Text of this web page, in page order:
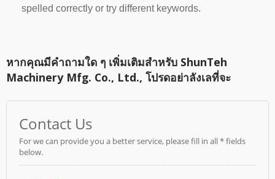
spelled correctly or try different keywords.
หากคุณมีคำถามใด ๆ เพิ่มเติมสำหรับ ShunTeh
Machinery Mfg. Co., Ltd., โปรดอย่าลังเลที่จะ